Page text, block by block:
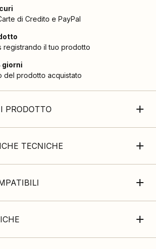
di Credito e PayPal
registrando il tuo prodotto
giorni
del prodotto acquistato
PRODOTTO
TECNICHE